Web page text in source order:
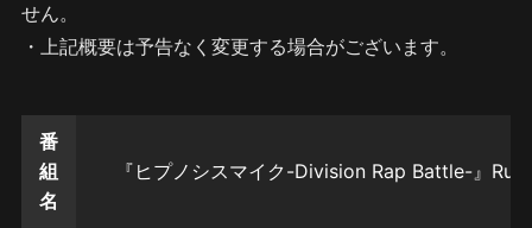
せん。
・上記概要は予告なく変更する場合がございます。